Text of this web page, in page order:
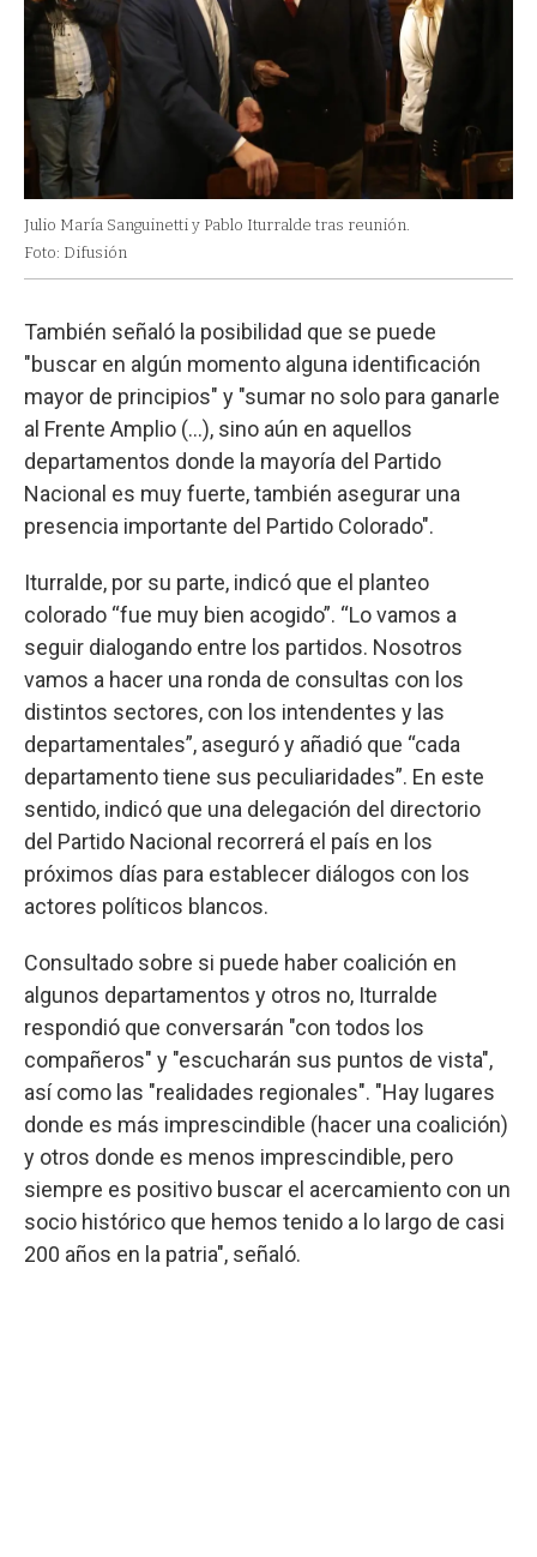
Julio María Sanguinetti y Pablo Iturralde tras reunión.
Foto: Difusión
También señaló la posibilidad que se puede
"buscar en algún momento alguna identificación
mayor de principios" y "sumar no solo para ganarle
al Frente Amplio (...), sino aún en aquellos
departamentos donde la mayoría del Partido
Nacional es muy fuerte, también asegurar una
presencia importante del Partido Colorado".
Iturralde, por su parte, indicó que el planteo
colorado “fue muy bien acogido”. “Lo vamos a
seguir dialogando entre los partidos. Nosotros
vamos a hacer una ronda de consultas con los
distintos sectores, con los intendentes y las
departamentales”, aseguró y añadió que “cada
departamento tiene sus peculiaridades”. En este
sentido, indicó que una delegación del directorio
del Partido Nacional recorrerá el país en los
próximos días para establecer diálogos con los
actores políticos blancos.
Consultado sobre si puede haber coalición en
algunos departamentos y otros no, Iturralde
respondió que conversarán "con todos los
compañeros" y "escucharán sus puntos de vista",
así como las "realidades regionales". "Hay lugares
donde es más imprescindible (hacer una coalición)
y otros donde es menos imprescindible, pero
siempre es positivo buscar el acercamiento con un
socio histórico que hemos tenido a lo largo de casi
200 años en la patria", señaló.